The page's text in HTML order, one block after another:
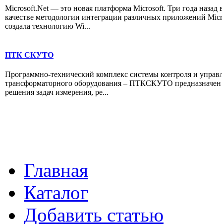
Microsoft.Net — это новая платформа Microsoft. Три года назад
качестве методологии интеграции различных приложений
создала технологию Wi...
ПТК СКУТО
Программно-технический комплекс системы контроля и
трансформаторного оборудования – ПТКСКУТО предназначен
решения задач измерения, ре...
Главная
Каталог
Добавить статью